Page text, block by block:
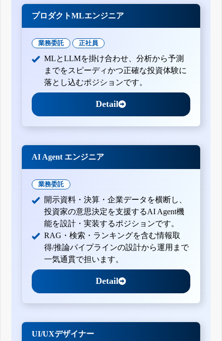
プロダクトMLエンジニア
業務委託 正社員
MLとLLMを掛け合わせ、分析から予測
までをスピーディかつ正確な投資体験に
落とし込むポジションです。
Detail
AI Agent エンジニア
業務委託
開示資料・決算・企業データを横断し、
投資家の意思決定を支援するAI Agent機
能を設計・実装するポジションです。
RAG・検索・ランキングを含む情報取
得/推論パイプラインの設計から運用まで
一気通貫で担います。
Detail
UI/UXデザイナー